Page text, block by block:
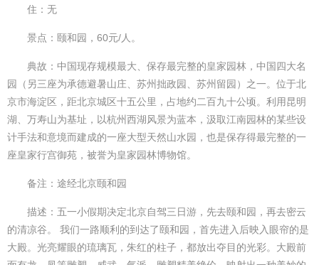
住：无
景点：颐和园，60元/人。
典故：中国现存规模最大、保存最完整的皇家园林，中国四大名
园（另三座为承德避暑山庄、苏州拙政园、苏州留园）之一。位于北
京市海淀区，距北京城区十五公里，占地约二百九十公顷。利用昆明
湖、万寿山为基址，以杭州西湖风景为蓝本，汲取江南园林的某些设
计手法和意境而建成的一座大型天然山水园，也是保存得最完整的一
座皇家行宫御苑，被誉为皇家园林博物馆。
备注：途经北京颐和园
描述：五一小假期决定北京自驾三日游，先去颐和园，再去密云
的清凉谷。 我们一路顺利的到达了颐和园，首先进入后映入眼帘的是
大殿。光亮耀眼的琉璃瓦，朱红的柱子，都放出夺目的光彩。大殿前